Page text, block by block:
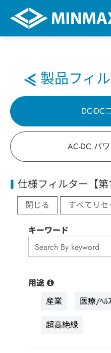
製品フィ
DC-DC
AC-DC パ
仕様フィルター【第
閉じる すべてリセ
キーワード
用途
産業
医療/ﾍﾙ
超高絶縁
VR展示ホール
製品情報
AC-DC パワーモジュー
用途分野
サポート
会社情報
最新情報